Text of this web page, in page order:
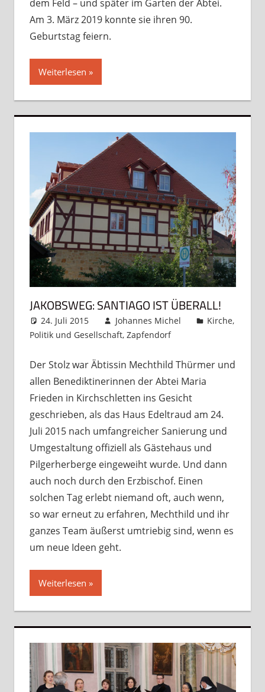
dem Feld – und später im Garten der Abtei.
Am 3. März 2019 konnte sie ihren 90.
Geburtstag feiern.
Weiterlesen
JAKOBSWEG: SANTIAGO IST ÜBERALL!
24. Juli 2015 Johannes Michel Kirche,
Politik und Gesellschaft, Zapfendorf
Der Stolz war Äbtissin Mechthild Thürmer und
allen Benediktinerinnen der Abtei Maria
Frieden in Kirchschletten ins Gesicht
geschrieben, als das Haus Edeltraud am 24.
Juli 2015 nach umfangreicher Sanierung und
Umgestaltung offiziell als Gästehaus und
Pilgerherberge eingeweiht wurde. Und dann
auch noch durch den Erzbischof. Einen
solchen Tag erlebt niemand oft, auch wenn,
so war erneut zu erfahren, Mechthild und ihr
ganzes Team äußerst umtriebig sind, wenn es
um neue Ideen geht.
Weiterlesen